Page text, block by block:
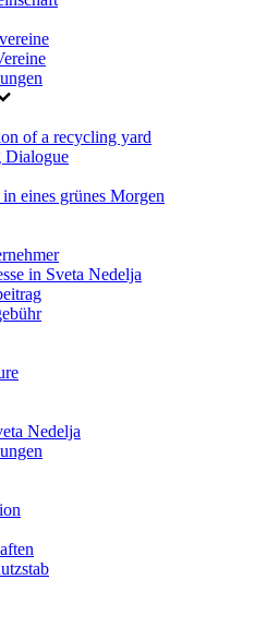
of a recycling yard
Dialogue
eines grünes Morgen
in Sveta Nedelja
Nedelja